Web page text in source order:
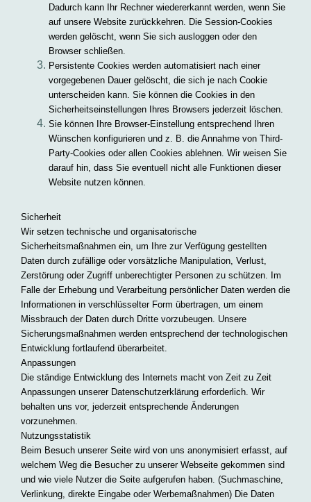
Dadurch kann Ihr Rechner wiedererkannt werden, wenn Sie
auf unsere Website zurückkehren. Die Session-Cookies
werden gelöscht, wenn Sie sich ausloggen oder den
Browser schließen.
Persistente Cookies werden automatisiert nach einer
vorgegebenen Dauer gelöscht, die sich je nach Cookie
unterscheiden kann. Sie können die Cookies in den
Sicherheitseinstellungen Ihres Browsers jederzeit löschen.
Sie können Ihre Browser-Einstellung entsprechend Ihren
Wünschen konfigurieren und z. B. die Annahme von Third-
Party-Cookies oder allen Cookies ablehnen. Wir weisen Sie
darauf hin, dass Sie eventuell nicht alle Funktionen dieser
Website nutzen können.
Sicherheit
Wir setzen technische und organisatorische
Sicherheitsmaßnahmen ein, um Ihre zur Verfügung gestellten
Daten durch zufällige oder vorsätzliche Manipulation, Verlust,
Zerstörung oder Zugriff unberechtigter Personen zu schützen. Im
Falle der Erhebung und Verarbeitung persönlicher Daten werden die
Informationen in verschlüsselter Form übertragen, um einem
Missbrauch der Daten durch Dritte vorzubeugen. Unsere
Sicherungsmaßnahmen werden entsprechend der technologischen
Entwicklung fortlaufend überarbeitet.
Anpassungen
Die ständige Entwicklung des Internets macht von Zeit zu Zeit
Anpassungen unserer Datenschutzerklärung erforderlich. Wir
behalten uns vor, jederzeit entsprechende Änderungen
vorzunehmen.
Nutzungsstatistik
Beim Besuch unserer Seite wird von uns anonymisiert erfasst, auf
welchem Weg die Besucher zu unserer Webseite gekommen sind
und wie viele Nutzer die Seite aufgerufen haben. (Suchmaschine,
Verlinkung, direkte Eingabe oder Werbemaßnahmen) Die Daten